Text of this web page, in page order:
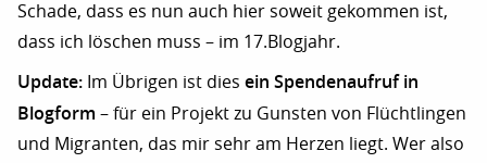
Schade, dass es nun auch hier soweit gekommen ist,
dass ich löschen muss – im 17.Blogjahr.
Update: Im Übrigen ist dies ein Spendenaufruf in
Blogform – für ein Projekt zu Gunsten von Flüchtlingen
und Migranten, das mir sehr am Herzen liegt. Wer also